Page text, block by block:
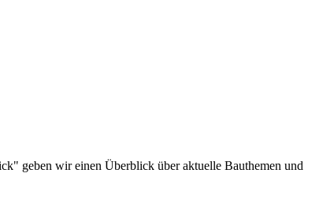
geben wir einen Überblick über aktuelle Bauthemen und